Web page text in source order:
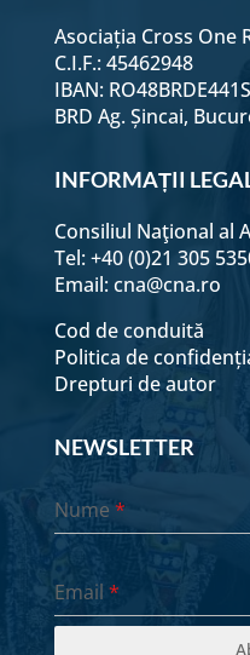
Asociația Cross One
C.I.F.: 45462948
IBAN:
BRD Ag. Șincai,
INFORMAȚII
Consiliul Naţional al
Tel: +40 (0)21 305
Email: cna@cna.ro
Cod de conduită
Politica de
Drepturi de autor
NEWSLETTER
Nume*
Email *